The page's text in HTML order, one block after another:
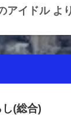
アイドルよ
(総合)